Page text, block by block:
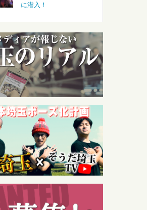
に潜入！